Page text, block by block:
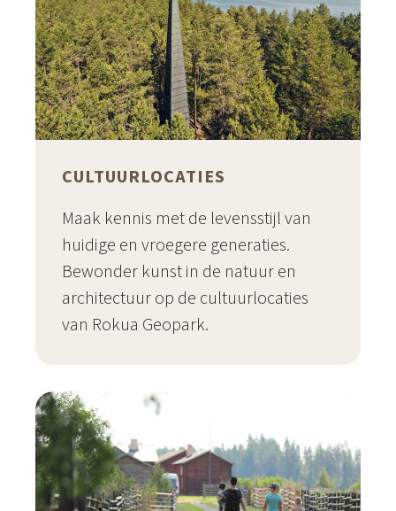
CULTUURLOCATIES
Maak kennis met de levensstijl van
huidige en vroegere generaties.
Bewonder kunst in de natuur en
architectuur op de cultuurlocaties
van Rokua Geopark.